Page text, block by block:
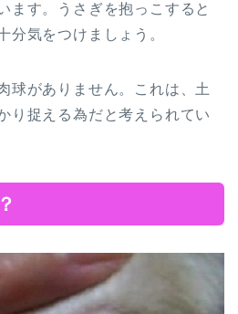
ます。うさぎを抱っこすると
分気をつけましょう。
球がありません。これは、土
り捉える為だと考えられてい